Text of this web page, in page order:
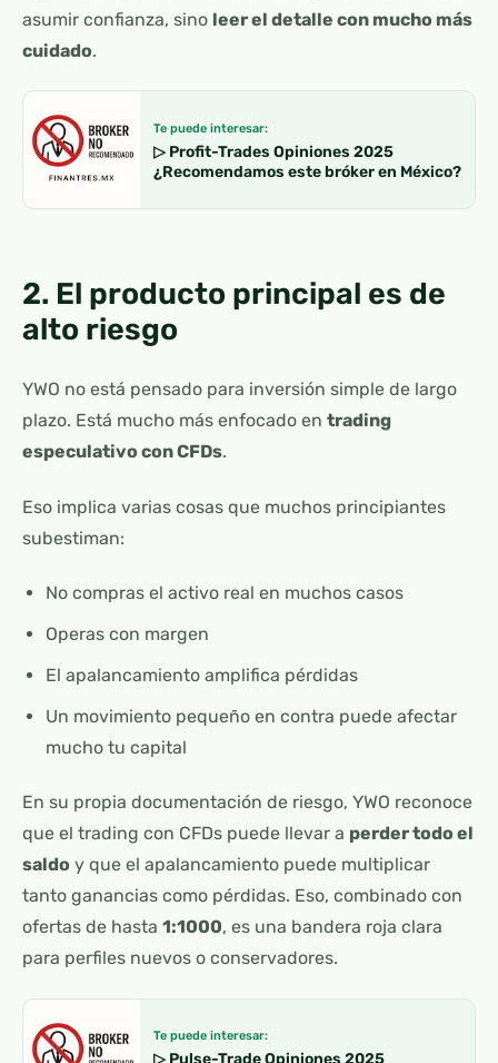
asumir confianza, sino leer el detalle con mucho más
cuidado.
Te puede interesar:
▷ Profit-Trades Opiniones 2025
¿Recomendamos este bróker en México?
2. El producto principal es de
alto riesgo
YWO no está pensado para inversión simple de largo
plazo. Está mucho más enfocado en trading
especulativo con CFDs.
Eso implica varias cosas que muchos principiantes
subestiman:
No compras el activo real en muchos casos
Operas con margen
El apalancamiento amplifica pérdidas
Un movimiento pequeño en contra puede afectar
mucho tu capital
En su propia documentación de riesgo, YWO reconoce
que el trading con CFDs puede llevar a perder todo el
saldo y que el apalancamiento puede multiplicar
tanto ganancias como pérdidas. Eso, combinado con
ofertas de hasta 1:1000, es una bandera roja clara
para perfiles nuevos o conservadores.
Te puede interesar: